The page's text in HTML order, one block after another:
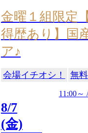
金曜１組限定
得歴あり】国
ア♪
会場イチオシ！ 無
8/7
(金)
11:00～